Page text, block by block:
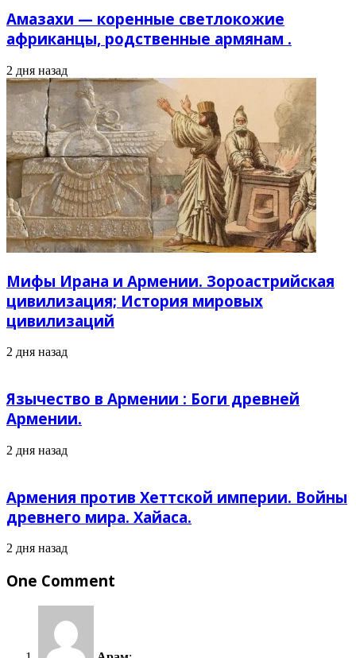
Амазахи — коренные светлокожие
африканцы, родственные армянам .
2 дня назад
Мифы Ирана и Армении. Зороастрийская
цивилизация; История мировых
цивилизаций
2 дня назад
Язычество в Армении : Боги древней
Армении.
2 дня назад
Армения против Хеттской империи. Войны
древнего мира. Хайаса.
2 дня назад
One Comment